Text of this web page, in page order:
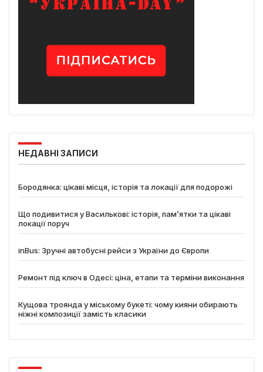
НЕДАВНІ ЗАПИСИ
Бородянка: цікаві місця, історія та локації для подорожі
Що подивитися у Василькові: історія, пам’ятки та цікаві
локації поруч
inBus: Зручні автобусні рейси з України до Європи
Ремонт під ключ в Одесі: ціна, етапи та терміни виконання
Кущова троянда у міському букеті: чому кияни обирають
ніжні композиції замість класики